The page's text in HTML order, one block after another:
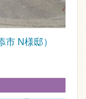
N様邸）